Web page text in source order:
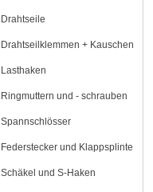
Drahtseile
Drahtseilklemmen + Kauschen
Lasthaken
Ringmuttern und - schrauben
Spannschlösser
Federstecker und Klappsplinte
Schäkel und S-Haken